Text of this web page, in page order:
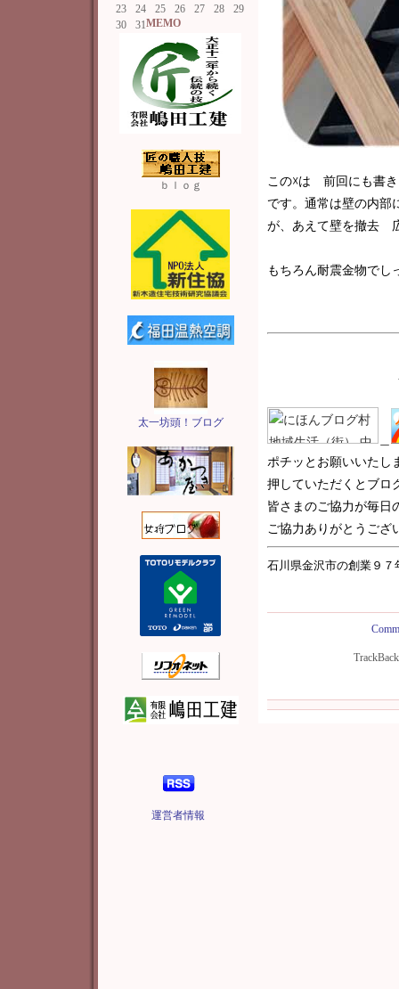
23
30
24
31
25
26
27
28
29
MEMO
ｂｌｏｇ
太一坊頭！ブログ
運営者情報
この☓は 前回にも書
です。通常は壁の内部
が、あえて壁を撤去
もちろん耐震金物でし
ポチッとお願いいたし
押していただくとブロ
皆さまのご協力が毎日
ご協力ありがとうござ
石川県金沢市の創業９